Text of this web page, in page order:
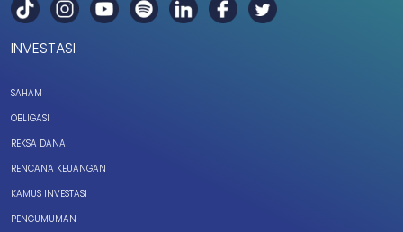
INVESTASI
SAHAM
OBLIGASI
REKSA DANA
RENCANA KEUANGAN
KAMUS INVESTASI
PENGUMUMAN